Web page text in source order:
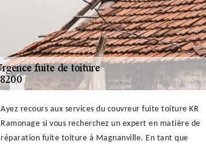
Ayez recours aux services du couvreur fuite toiture KR
Ramonage si vous recherchez un expert en matière de
réparation fuite toiture à Magnanville. En tant que